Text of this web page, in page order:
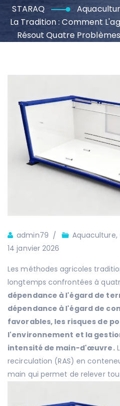
STARAQ
La Tradition : Comment
Résout Quatre
Auteur
admin79 Aquaculture,
14 janvier 2026
Les méthodes agricoles
longtemps confrontées à
dépendance à l'égard de
dépendance à l'égard de
favorables, les risques de
l'environnement et la
intensité de main-d'œuvre.
recirculation (RAS) en
main qui permet de relever